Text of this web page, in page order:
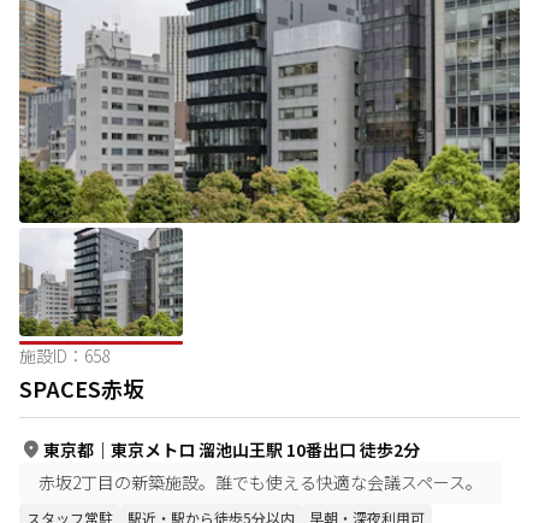
施設ID： 658
SPACES赤坂
東京都 ｜ 東京メトロ 溜池山王駅 10番出口 徒歩2分
赤坂2丁目の新築施設。誰でも使える快適な会議スペース。
スタッフ常駐 駅近・駅から徒歩5分以内 早朝・深夜利用可